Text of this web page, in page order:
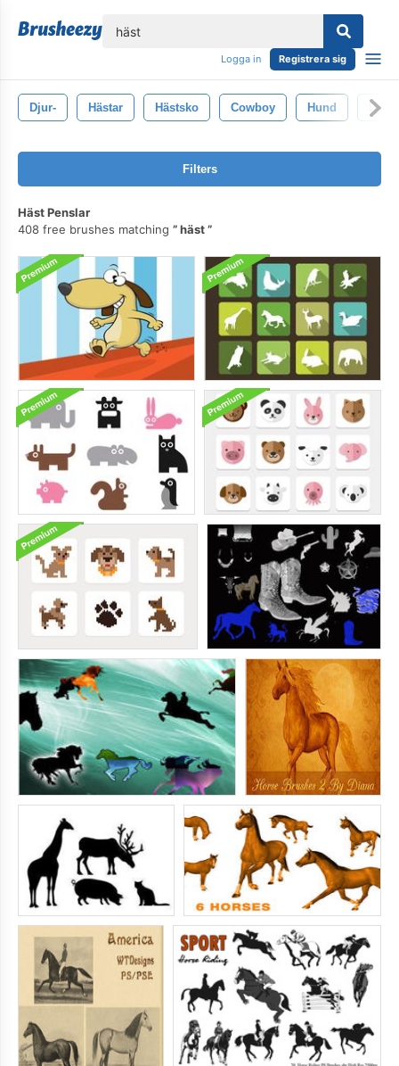
Logga in Registrera sig
Djur- Hästar Hästsko Cowboy Hund Djur
Filters
Häst Penslar
408 free brushes matching
häst